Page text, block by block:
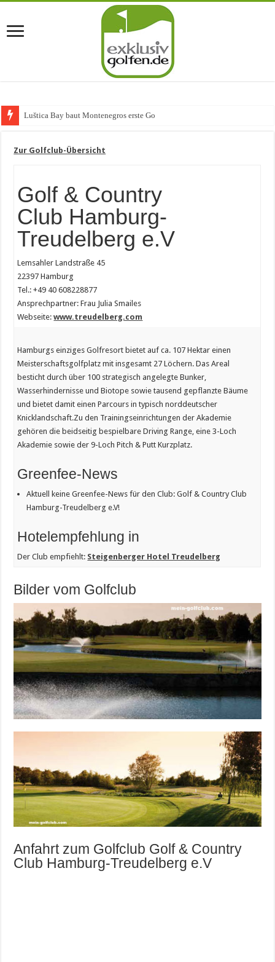
Luštica Bay baut Montenegros erste Golf-Community
Zur Golfclub-Übersicht
Golf & Country
Club Hamburg-
Treudelberg e.V
Lemsahler Landstraße 45
22397 Hamburg
Tel.: +49 40 608228877
Ansprechpartner: Frau Julia Smailes
Webseite:www.treudelberg.com
Hamburgs einziges Golfresort bietet auf ca. 107 Hektar einen
Meisterschaftsgolfplatz mit insgesamt 27 Löchern. Das Areal
besticht durch über 100 strategisch angelegte Bunker,
Wasserhindernisse und Biotope sowie tausend gepflanzte Bäume
und bietet damit einen Parcours in typisch norddeutscher
Knicklandschaft.Zu den Trainingseinrichtungen der Akademie
gehören die beidseitig bespielbare Driving Range, eine 3-Loch
Akademie sowie der 9-Loch Pitch & Putt Kurzplatz.
Greenfee-News
Aktuell keine Greenfee-News für den Club: Golf & Country Club
Hamburg-Treudelberg e.V!
Hotelempfehlung in
Der Club empfiehlt: Steigenberger Hotel Treudelberg
Bilder vom Golfclub
Anfahrt zum Golfclub Golf & Country
Club Hamburg-Treudelberg e.V